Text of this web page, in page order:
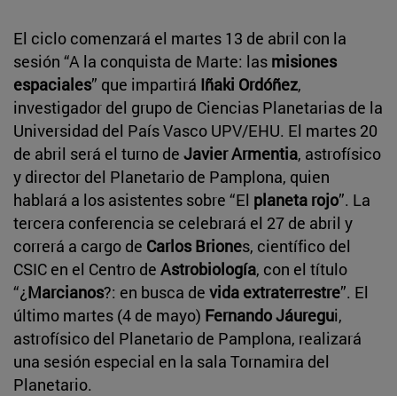
El ciclo comenzará el martes 13 de abril con la
sesión “A la conquista de Marte: las misiones
espaciales” que impartirá Iñaki Ordóñez,
investigador del grupo de Ciencias Planetarias de la
Universidad del País Vasco UPV/EHU. El martes 20
de abril será el turno de Javier Armentia, astrofísico
y director del Planetario de Pamplona, quien
hablará a los asistentes sobre “El planeta rojo”. La
tercera conferencia se celebrará el 27 de abril y
correrá a cargo de Carlos Briones, científico del
CSIC en el Centro de Astrobiología, con el título
“¿Marcianos?: en busca de vida extraterrestre”. El
último martes (4 de mayo) Fernando Jáuregui,
astrofísico del Planetario de Pamplona, realizará
una sesión especial en la sala Tornamira del
Planetario.